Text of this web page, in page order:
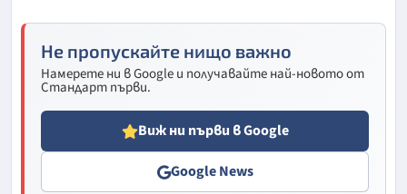
Не пропускайте нищо важно
Намерете ни в Google и получавайте най-новото от
Стандарт първи.
Виж ни първи в Google
Google News